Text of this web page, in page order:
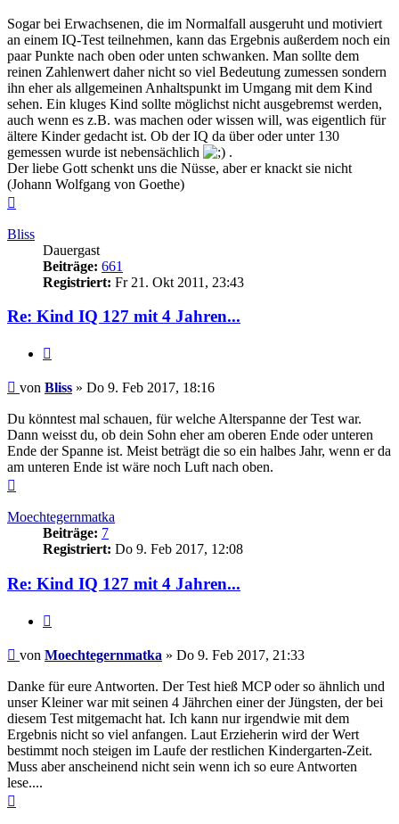
Sogar bei Erwachsenen, die im Normalfall ausgeruht und motiviert
an einem IQ-Test teilnehmen, kann das Ergebnis außerdem noch ein
paar Punkte nach oben oder unten schwanken. Man sollte dem
reinen Zahlenwert daher nicht so viel Bedeutung zumessen sondern
ihn eher als allgemeinen Anhaltspunkt im Umgang mit dem Kind
sehen. Ein kluges Kind sollte möglichst nicht ausgebremst werden,
auch wenn es z.B. was machen oder wissen will, was eigentlich für
ältere Kinder gedacht ist. Ob der IQ da über oder unter 130
gemessen wurde ist nebensächlich
.
Der liebe Gott schenkt uns die Nüsse, aber er knackt sie nicht
(Johann Wolfgang von Goethe)
Bliss
Dauergast
Beiträge: 661
Registriert: Fr 21. Okt 2011, 23:43
Re: Kind IQ 127 mit 4 Jahren...
Beitrag
von Bliss » Do 9. Feb 2017, 18:16
Du könntest mal schauen, für welche Alterspanne der Test war.
Dann weisst du, ob dein Sohn eher am oberen Ende oder unteren
Ende der Spanne ist. Meist beträgt die so ein halbes Jahr, wenn er da
am unteren Ende ist wäre noch Luft nach oben.
Moechtegernmatka
Beiträge: 7
Registriert: Do 9. Feb 2017, 12:08
Re: Kind IQ 127 mit 4 Jahren...
Beitrag
von Moechtegernmatka » Do 9. Feb 2017, 21:33
Danke für eure Antworten. Der Test hieß MCP oder so ähnlich und
unser Kleiner war mit seinen 4 Jährchen einer der Jüngsten, der bei
diesem Test mitgemacht hat. Ich kann nur irgendwie mit dem
Ergebnis nicht so viel anfangen. Laut Erzieherin wird der Wert
bestimmt noch steigen im Laufe der restlichen Kindergarten-Zeit.
Muss aber anscheinend nicht sein wenn ich so eure Antworten
lese....